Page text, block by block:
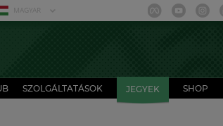
MAGYAR
SZOLGÁLTATÁSOK JEGYEK SHOP